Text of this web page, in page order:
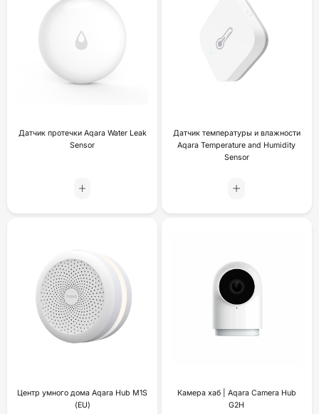
Датчик протечки Aqara Water Leak
Sensor
Датчик температуры и влажности
Aqara Temperature and Humidity
Sensor
Центр умного дома Aqara Hub M1S
(EU)
Камера хаб | Aqara Camera Hub
G2H